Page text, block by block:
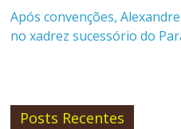
Após convenções,
no xadrez sucessório do
Posts Recentes